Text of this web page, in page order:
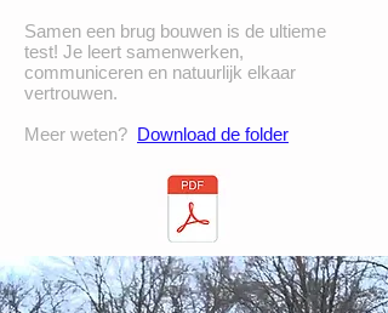
Samen een brug bouwen is de ultieme
test! Je leert samenwerken,
communiceren en natuurlijk elkaar
vertrouwen.
Meer weten? Download de folder